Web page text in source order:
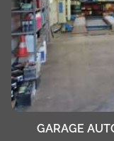
GARAGE